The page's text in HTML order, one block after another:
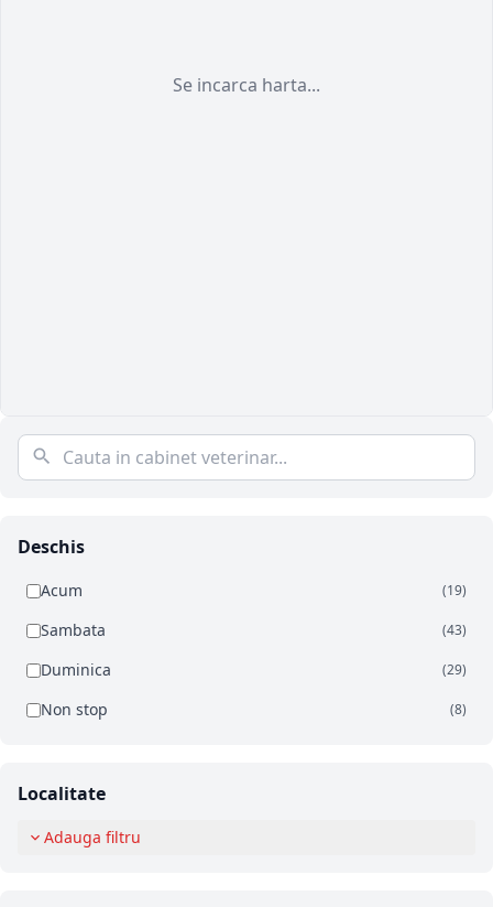
Deschis
Acum (19)
Sambata (43)
Duminica (29)
Non stop (8)
Localitate
Adauga filtru
Se incarca harta...